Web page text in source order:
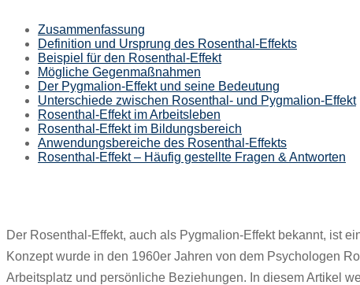
Zusammenfassung
Definition und Ursprung des Rosenthal-Effekts
Beispiel für den Rosenthal-Effekt
Mögliche Gegenmaßnahmen
Der Pygmalion-Effekt und seine Bedeutung
Unterschiede zwischen Rosenthal- und Pygmalion-Effekt
Rosenthal-Effekt im Arbeitsleben
Rosenthal-Effekt im Bildungsbereich
Anwendungsbereiche des Rosenthal-Effekts
Rosenthal-Effekt – Häufig gestellte Fragen & Antworten
Der Rosenthal-Effekt, auch als Pygmalion-Effekt bekannt, ist
Konzept wurde in den 1960er Jahren von dem Psychologen
Arbeitsplatz und persönliche Beziehungen. In diesem Artikel